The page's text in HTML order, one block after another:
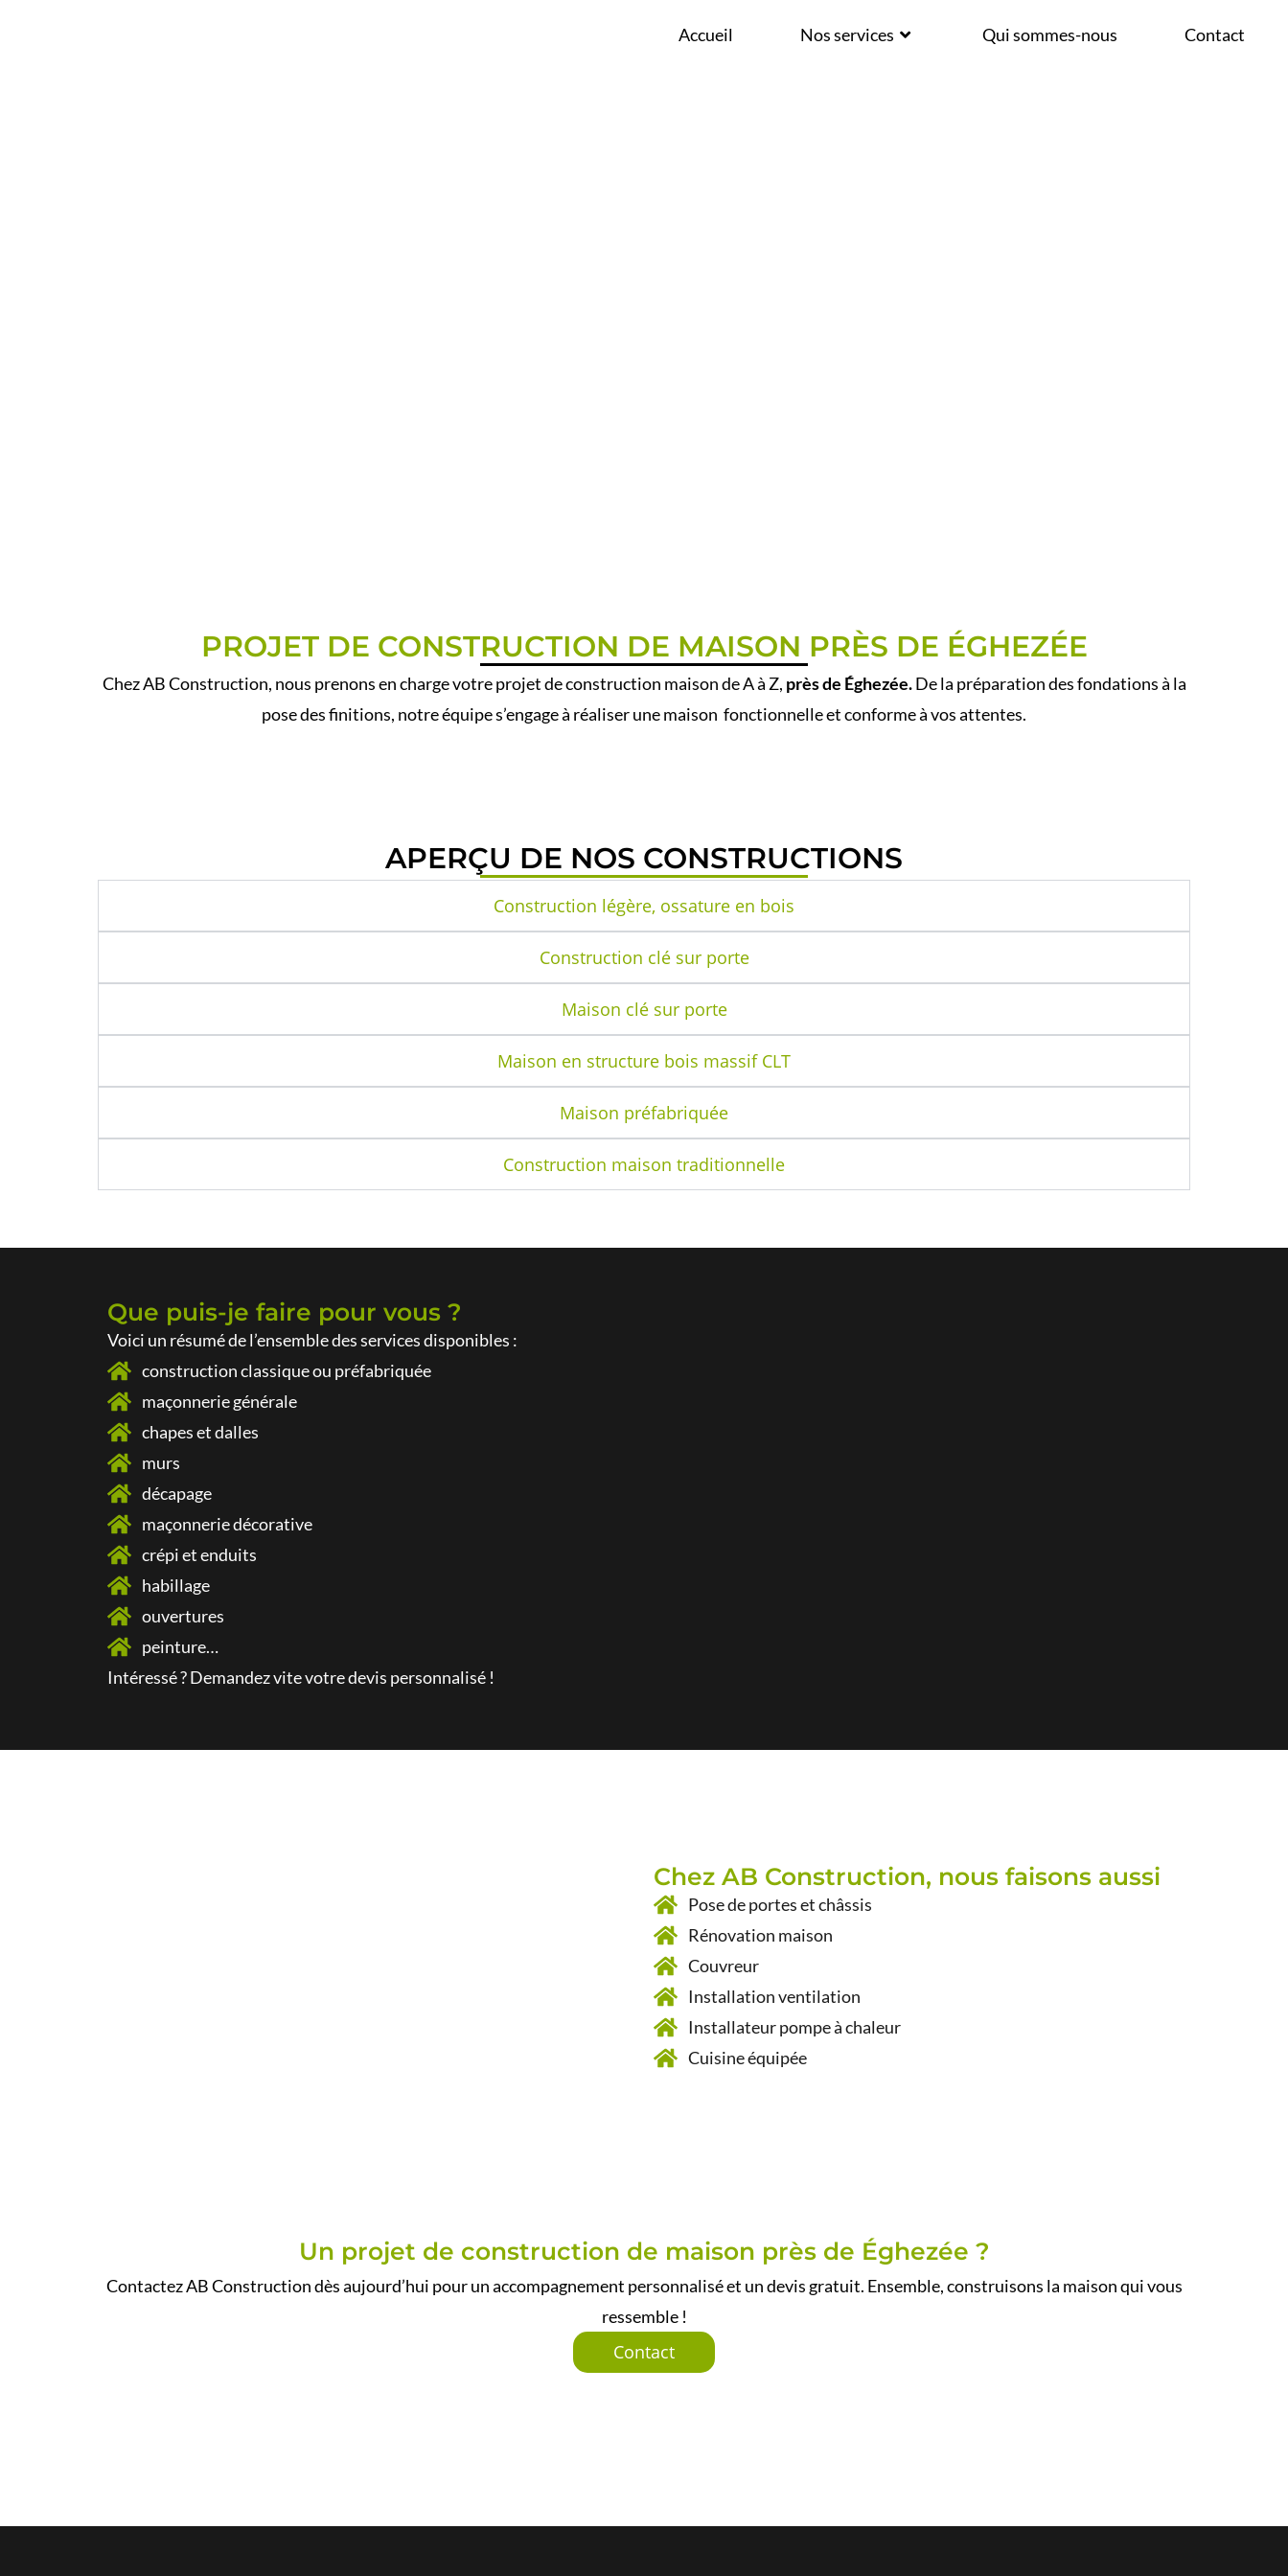
Accueil Nos services Qui sommes-nous Contact
CONSTRUCTION MAISON PRÈS DE ÉGHEZÉE
PROJET DE CONSTRUCTION DE MAISON PRÈS DE ÉGHEZÉE
Chez AB Construction, nous prenons en charge votre projet de construction maison de A à Z, près de Éghezée.De la préparation des fondations à la
pose des finitions, notre équipe s’engage à réaliser une maison fonctionnelle et conforme à vos attentes.
APERÇU DE NOS CONSTRUCTIONS
Construction légère, ossature en bois
Construction clé sur porte
Maison clé sur porte
Maison en structure bois massif CLT
Maison préfabriquée
Construction maison traditionnelle
Que puis-je faire pour vous ?
Voici un résumé de l’ensemble des services disponibles :
construction classique ou préfabriquée
maçonnerie générale
chapes et dalles
murs
décapage
maçonnerie décorative
crépi et enduits
habillage
ouvertures
peinture…
Intéressé ? Demandez vite votredevis personnalisé !
Chez AB Construction, nous faisons aussi
Pose de portes et châssis
Rénovation maison
Couvreur
Installation ventilation
Installateur pompe à chaleur
Cuisine équipée
Un projet de construction de maison près de Éghezée ?
Contactez AB Construction dès aujourd’hui pour un accompagnement personnalisé et un devis gratuit. Ensemble, construisons la maison qui vous
ressemble !
Contact